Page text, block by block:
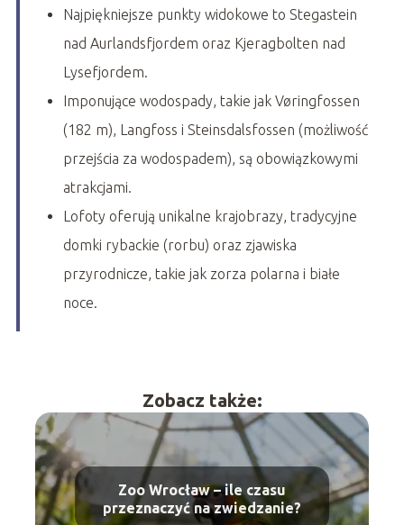
Najpiękniejsze punkty widokowe to Stegastein
nad Aurlandsfjordem oraz Kjeragbolten nad
Lysefjordem.
Imponujące wodospady, takie jak Vøringfossen
(182 m), Langfoss i Steinsdalsfossen (możliwość
przejścia za wodospadem), są obowiązkowymi
atrakcjami.
Lofoty oferują unikalne krajobrazy, tradycyjne
domki rybackie (rorbu) oraz zjawiska
przyrodnicze, takie jak zorza polarna i białe
noce.
Zobacz także:
Zoo Wrocław – ile czasu
przeznaczyć na zwiedzanie?